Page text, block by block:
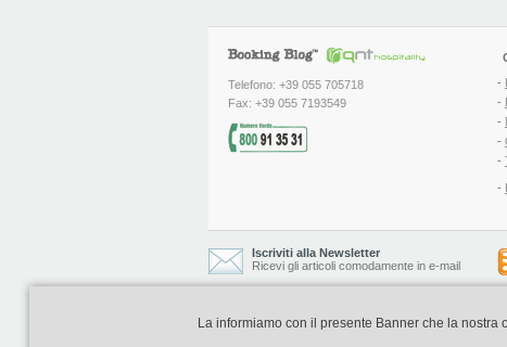
Telefono: +39 055 705718
Fax: +39 055 7193549
-
-
-
-
-
-
Iscriviti alla Newsletter
Ricevi gli articoli comodamente in e-mail
Booking Blog è realizzato e curato da
La informiamo con il presente Banner che la